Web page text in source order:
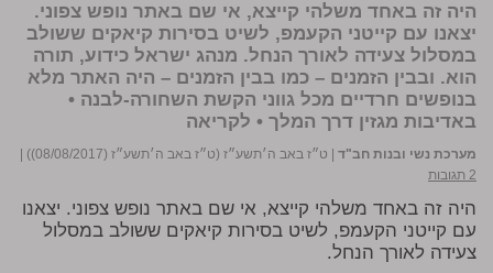
היה זה באחד משלהי קייצא, אי שם באתר נופש צפוני.
יצאנו עם קייטני הקעמפ, לשיט בסירות קיאקים ששולב
במסלול צעידה לאורך הנחל. מנהג ישראל כידוע, תורה
הוא. ובבין הזמנים – כמו בבין הזמנים – היה האתר מלא
בנופשים חרדיים מכל גווני הקשת השחורה-לבנה •
באדיבות מגזין דרך המלך • לקריאה
מערכת נשי ובנות חב"ד ט״ז באב ה׳תשע״ז (ט״ז באב ה׳תשע״ז (08/08/2017))
2 תגובות
היה זה באחד משלהי קייצא, אי שם באתר נופש צפוני. יצאנו
עם קייטני הקעמפ, לשיט בסירות קיאקים ששולב במסלול
צעידה לאורך הנחל.